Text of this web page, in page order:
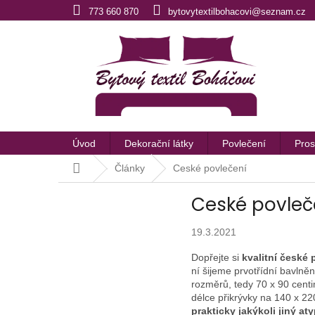
na
773 660 870 bytovytextilbohacovi@seznam.cz
Úvod Dekorační látky Povlečení
Domů Články Ceské povlečení
Ceské
19.3.2021
Dopřejte si kvalitní české
ní šijeme prvotřídní
rozměrů, tedy 70 x 90
délce přikrývky na 140 x
prakticky jakýkoli jiný